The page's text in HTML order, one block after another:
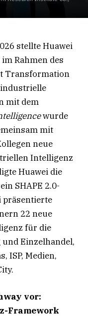
stellte Huawei
Rahmen des
Transformation
mit dem
wurde
mit
neue
Intelligenz
Huawei die
SHAPE 2.0-
präsentierte
22 neue
für die
Einzelhandel,
ISP, Medien,
vor:
Framework